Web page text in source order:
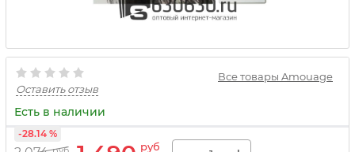
Все товары Amouage
Оставить отзыв
Есть в наличии
руб
-28.14 %